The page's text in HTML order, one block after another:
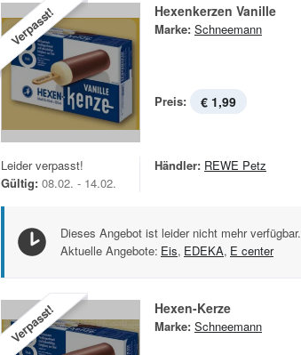
Verpasst! Hexenkerzen Vanille
Marke: Schneemann
Preis: € 1,99
Leider verpasst!
Gültig: 08.02. - 14.02.
Händler: REWE Petz
Dieses Angebot ist leider nicht mehr verfügbar.
Aktuelle Angebote: Eis, EDEKA, E center
Verpasst! Hexen-Kerze
Marke: Schneemann